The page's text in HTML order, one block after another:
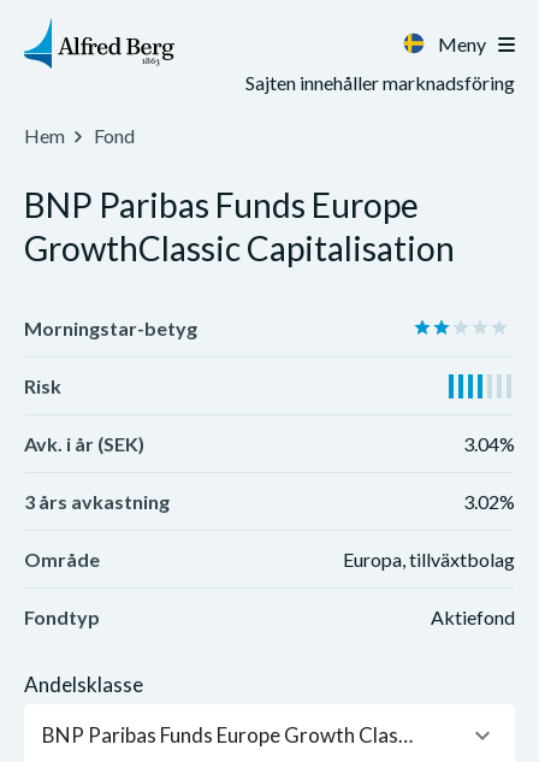
Meny
Sajten innehåller marknadsföring
Hem Fond
BNP Paribas Funds Europe
GrowthClassic Capitalisation
Morningstar-betyg
Risk
Avk. i år (SEK) 3.04%
3 års avkastning 3.02%
Område Europa, tillväxtbolag
Fondtyp Aktiefond
Andelsklasse
BNP Paribas Funds Europe Growth Classic Capitalisation EUR
keyboard_arrow_down